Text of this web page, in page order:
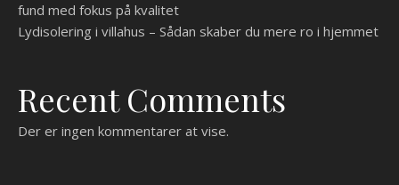
fund med fokus på kvalitet
Lydisolering i villahus – Sådan skaber du mere ro i hjemmet
Recent Comments
Der er ingen kommentarer at vise.